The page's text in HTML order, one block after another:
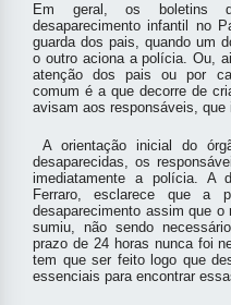
Em geral, os boletins
desaparecimento infantil no
guarda dos pais, quando um
o outro aciona a polícia. Ou,
atenção dos pais ou por
comum é a que decorre de
avisam aos responsáveis,
A orientação inicial do
desaparecidas, os
imediatamente a polícia. A
Ferraro, esclarece que a
desaparecimento assim que o
sumiu, não sendo
prazo de 24 horas nunca foi
tem que ser feito logo que
essenciais para encontrar